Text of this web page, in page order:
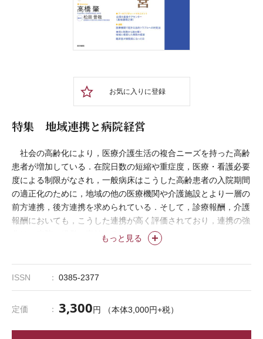
お気に入りに登録
特集 地域連携と病院経営
もっと見る
社会の高齢化により，医療介護生活の複合ニーズを持った高齢
患者が増加している．在院日数の短縮や重症度，医療・看護必要
度による制限がなされ，一般病床はこうした高齢患者の入院期間
の適正化のために，地域の他の医療機関や介護施設とより一層の
前方連携，後方連携を求められている．そして，診療報酬，介護
報酬においても，こうした連携が高く評価されており，連携の強
化は，病院の経営に直結する．
そこで本特集では，連携に関する施策の動向を解説し，連携に
る．
ISSN 0385-2377
定価 3,300円 （本体3,000円+税）